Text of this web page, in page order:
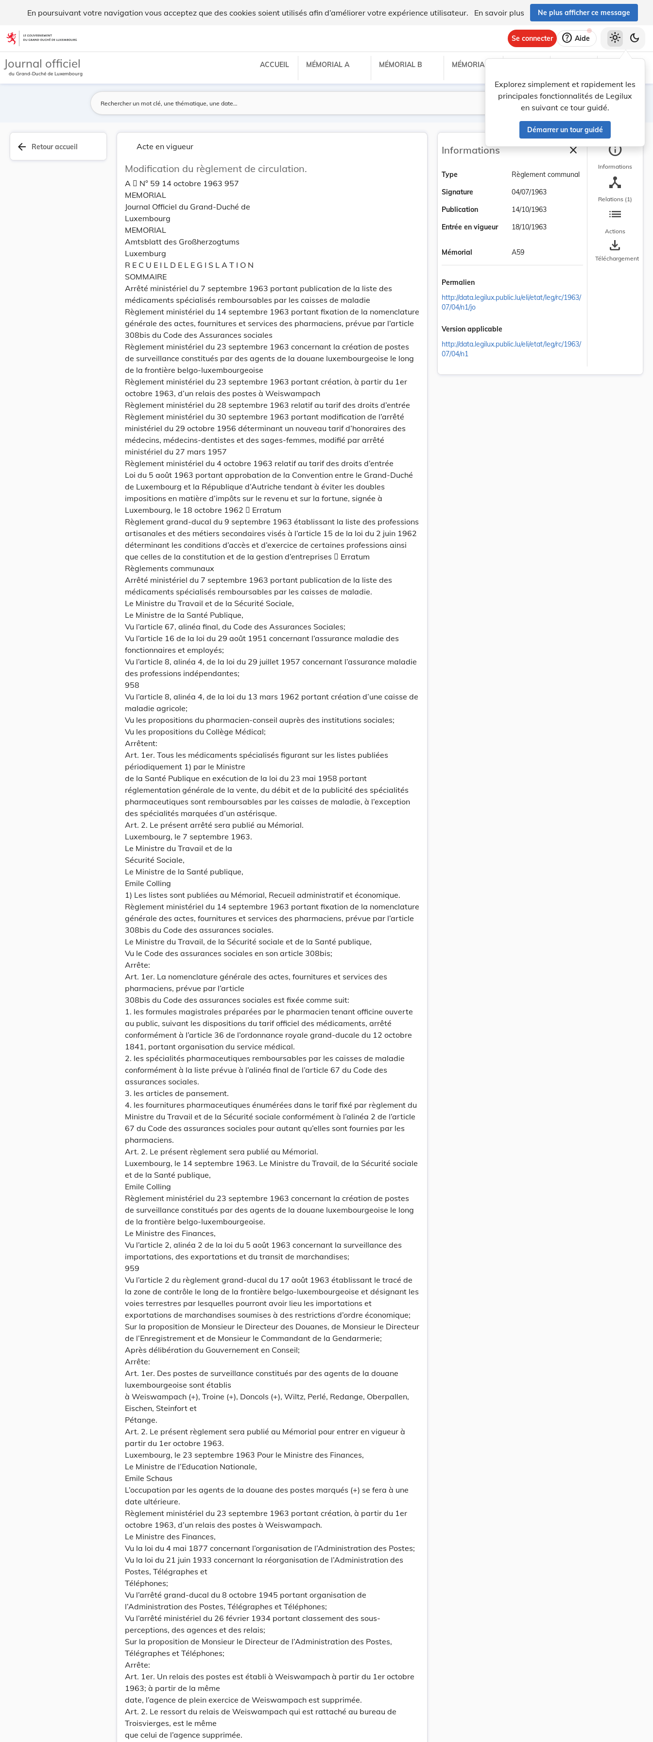
En poursuivant votre navigation vous acceptez que des cookies soient utilisés afin d’améliorer votre expérience utilisateur. En savoir plus Ne plus afficher ce message
Aller au contenu
Se connecter help Aide
Explorez simplement et rapidement les
principales fonctionnalités de Legilux
en suivant ce tour guidé.
Démarrer un tour guidé
light_mode dark_mode
Journal officiel
du Grand-Duché de Luxembourg
ACCUEIL MÉMORIAL A MÉMORIAL B MÉMORIAL C
Lancer la recherche
Filtres
arrow_back Retour accueil Acte en vigueur
Modification du règlement de circulation.
A  N° 59 14 octobre 1963 957
MEMORIAL
Journal Officiel du Grand-Duché de
Luxembourg
MEMORIAL
Amtsblatt des Großherzogtums
Luxemburg
R E C U E I L D E L E G I S L A T I O N
SOMMAIRE
Arrêté ministériel du 7 septembre 1963 portant publication de la liste des
médicaments spécialisés remboursables par les caisses de maladie
Règlement ministériel du 14 septembre 1963 portant fixation de la nomenclature
générale des actes, fournitures et services des pharmaciens, prévue par l’article
308bis du Code des Assurances sociales
Règlement ministériel du 23 septembre 1963 concernant la création de postes
de surveillance constitués par des agents de la douane luxembourgeoise le long
de la frontière belgo-luxembourgeoise
Règlement ministériel du 23 septembre 1963 portant création, à partir du 1er
octobre 1963, d’un relais des postes à Weiswampach
Règlement ministériel du 28 septembre 1963 relatif au tarif des droits d’entrée
Règlement ministériel du 30 septembre 1963 portant modification de l’arrêté
ministériel du 29 octobre 1956 déterminant un nouveau tarif d’honoraires des
médecins, médecins-dentistes et des sages-femmes, modifié par arrêté
ministériel du 27 mars 1957
Règlement ministériel du 4 octobre 1963 relatif au tarif des droits d’entrée
Loi du 5 août 1963 portant approbation de la Convention entre le Grand-Duché
de Luxembourg et la République d’Autriche tendant à éviter les doubles
impositions en matière d’impôts sur le revenu et sur la fortune, signée à
Luxembourg, le 18 octobre 1962  Erratum
Règlement grand-ducal du 9 septembre 1963 établissant la liste des professions
artisanales et des métiers secondaires visés à l’article 15 de la loi du 2 juin 1962
déterminant les conditions d’accès et d’exercice de certaines professions ainsi
que celles de la constitution et de la gestion d’entreprises  Erratum
Règlements communaux
Arrêté ministériel du 7 septembre 1963 portant publication de la liste des
médicaments spécialisés remboursables par les caisses de maladie.
Le Ministre du Travail et de la Sécurité Sociale,
Le Ministre de la Santé Publique,
Vu l’article 67, alinéa final, du Code des Assurances Sociales;
Vu l’article 16 de la loi du 29 août 1951 concernant l’assurance maladie des
fonctionnaires et employés;
Vu l’article 8, alinéa 4, de la loi du 29 juillet 1957 concernant l’assurance maladie
des professions indépendantes;
958
Vu l’article 8, alinéa 4, de la loi du 13 mars 1962 portant création d’une caisse de
maladie agricole;
Vu les propositions du pharmacien-conseil auprès des institutions sociales;
Vu les propositions du Collège Médical;
Arrêtent:
Art. 1er. Tous les médicaments spécialisés figurant sur les listes publiées
périodiquement 1) par le Ministre
de la Santé Publique en exécution de la loi du 23 mai 1958 portant
réglementation générale de la vente, du débit et de la publicité des spécialités
pharmaceutiques sont remboursables par les caisses de maladie, à l’exception
des spécialités marquées d’un astérisque.
Art. 2. Le présent arrêté sera publié au Mémorial.
Luxembourg, le 7 septembre 1963.
Le Ministre du Travail et de la
Sécurité Sociale,
Le Ministre de la Santé publique,
Emile Colling
1) Les listes sont publiées au Mémorial, Recueil administratif et économique.
Règlement ministériel du 14 septembre 1963 portant fixation de la nomenclature
générale des actes, fournitures et services des pharmaciens, prévue par l’article
308bis du Code des assurances sociales.
Le Ministre du Travail, de la Sécurité sociale et de la Santé publique,
Vu le Code des assurances sociales en son article 308bis;
Arrête:
Art. 1er. La nomenclature générale des actes, fournitures et services des
pharmaciens, prévue par l’article
308bis du Code des assurances sociales est fixée comme suit:
1. les formules magistrales préparées par le pharmacien tenant officine ouverte
au public, suivant les dispositions du tarif officiel des médicaments, arrêté
conformément à l’article 36 de l’ordonnance royale grand-ducale du 12 octobre
1841, portant organisation du service médical.
2. les spécialités pharmaceutiques remboursables par les caisses de maladie
conformément à la liste prévue à l’alinéa final de l’article 67 du Code des
assurances sociales.
3. les articles de pansement.
4. les fournitures pharmaceutiques énumérées dans le tarif fixé par règlement du
Ministre du Travail et de la Sécurité sociale conformément à l’alinéa 2 de l’article
67 du Code des assurances sociales pour autant qu’elles sont fournies par les
pharmaciens.
Art. 2. Le présent règlement sera publié au Mémorial.
Luxembourg, le 14 septembre 1963. Le Ministre du Travail, de la Sécurité sociale
et de la Santé publique,
Emile Colling
Règlement ministériel du 23 septembre 1963 concernant la création de postes
de surveillance constitués par des agents de la douane luxembourgeoise le long
de la frontière belgo-luxembourgeoise.
Le Ministre des Finances,
Vu l’article 2, alinéa 2 de la loi du 5 août 1963 concernant la surveillance des
importations, des exportations et du transit de marchandises;
959
Vu l’article 2 du règlement grand-ducal du 17 août 1963 établissant le tracé de
la zone de contrôle le long de la frontière belgo-luxembourgeoise et désignant les
voies terrestres par lesquelles pourront avoir lieu les importations et
exportations de marchandises soumises à des restrictions d’ordre économique;
Sur la proposition de Monsieur le Directeur des Douanes, de Monsieur le Directeur
de l’Enregistrement et de Monsieur le Commandant de la Gendarmerie;
Après délibération du Gouvernement en Conseil;
Arrête:
Art. 1er. Des postes de surveillance constitués par des agents de la douane
luxembourgeoise sont établis
à Weiswampach (+), Troine (+), Doncols (+), Wiltz, Perlé, Redange, Oberpallen,
Eischen, Steinfort et
Pétange.
Art. 2. Le présent règlement sera publié au Mémorial pour entrer en vigueur à
partir du 1er octobre 1963.
Luxembourg, le 23 septembre 1963 Pour le Ministre des Finances,
Le Ministre de l’Education Nationale,
Emile Schaus
L’occupation par les agents de la douane des postes marqués (+) se fera à une
date ultérieure.
Règlement ministériel du 23 septembre 1963 portant création, à partir du 1er
octobre 1963, d’un relais des postes à Weiswampach.
Le Ministre des Finances,
Vu la loi du 4 mai 1877 concernant l’organisation de l’Administration des Postes;
Vu la loi du 21 juin 1933 concernant la réorganisation de l’Administration des
Postes, Télégraphes et
Téléphones;
Vu l’arrêté grand-ducal du 8 octobre 1945 portant organisation de
l’Administration des Postes, Télégraphes et Téléphones;
Vu l’arrêté ministériel du 26 février 1934 portant classement des sous-
perceptions, des agences et des relais;
Sur la proposition de Monsieur le Directeur de l’Administration des Postes,
Télégraphes et Téléphones;
Arrête:
Art. 1er. Un relais des postes est établi à Weiswampach à partir du 1er octobre
1963; à partir de la même
date, l’agence de plein exercice de Weiswampach est supprimée.
Art. 2. Le ressort du relais de Weiswampach qui est rattaché au bureau de
Troisvierges, est le même
que celui de l’agence supprimée.
Informations closeFermer la barre
Type
Règlement communal
Signature
04/07/1963
Publication
14/10/1963
Entrée en vigueur
18/10/1963
Mémorial A59
Permalien
http://data.legilux.public.lu/eli/etat/leg/rc/1963/
07/04/n1/jo
Version applicable
http://data.legilux.public.lu/eli/etat/leg/rc/1963/
07/04/n1
info
Informations
device_hub
Relations (1)
list
Actions
save_alt
Téléchargement